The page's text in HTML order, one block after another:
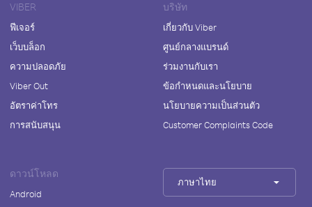
VIBER
ฟีเจอร์
เว็บบล็อก
ความปลอดภัย
Viber Out
อัตราค่าโทร
การสนับสนุน
บริษัท
เกี่ยวกับ Viber
ศูนย์กลางแบรนด์
ร่วมงานกับเรา
ข้อกำหนดและนโยบาย
นโยบายความเป็นส่วนตัว
Customer Complaints Code
ดาวน์โหลด
Android
ภาษาไทย